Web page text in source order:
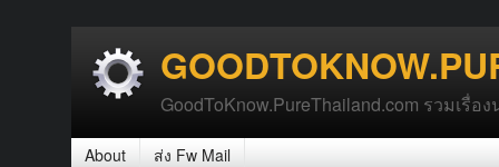
GoodToKnow.PureThailand.com รวมเรื่อ
About ส่ง Fw Mail